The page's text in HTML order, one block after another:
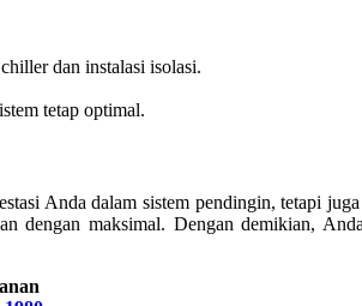
dan instalasi isolasi.
tetap optimal.
Anda dalam sistem pendingin, tetapi
maksimal. Dengan demikian,